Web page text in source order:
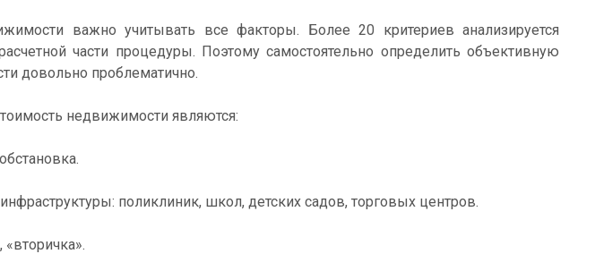
важно учитывать все факторы. Более 20 критериев анализируется
части процедуры. Поэтому самостоятельно определить объективную
довольно проблематично.
недвижимости являются:
поликлиник, школ, детских садов, торговых центров.